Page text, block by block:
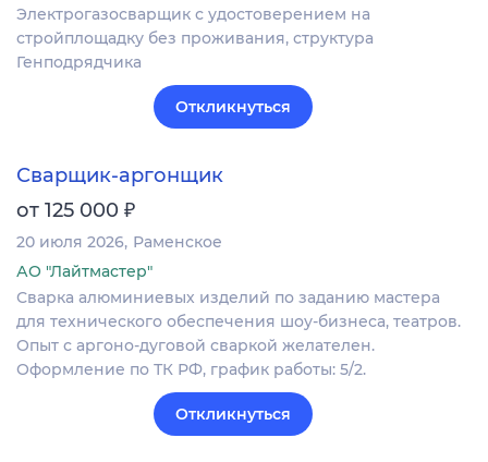
Электрогазосварщик с удостоверением на
стройплощадку без проживания, структура
Генподрядчика
Откликнуться
Сварщик-аргонщик
от 125 000 ₽
20 июля 2026 Раменское
АО "Лайтмастер"
Сварка алюминиевых изделий по заданию мастера
для технического обеспечения шоу-бизнеса, театров.
Опыт с аргоно-дуговой сваркой желателен.
Оформление по ТК РФ, график работы: 5/2.
Откликнуться